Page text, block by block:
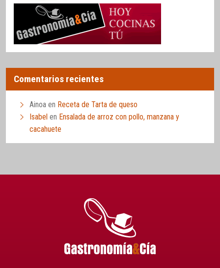
Comentarios recientes
Ainoa en Receta de Tarta de queso
Isabel en Ensalada de arroz con pollo, manzana y
cacahuete